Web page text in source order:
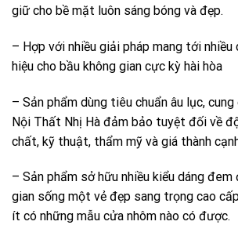
giữ cho bề mặt luôn sáng bóng và đẹp.
– Hợp với nhiều giải pháp mang tới nhiều
hiệu cho bầu không gian cực kỳ hài hòa
– Sản phẩm dùng tiêu chuẩn âu lục,
Nội Thất Nhị Hà đảm bảo tuyệt đối về
chất, kỹ thuật, thẩm mỹ và giá thành
– Sản phẩm sở hữu nhiều kiểu dáng đem
gian sống một vẻ đẹp sang trọng cao
ít có những mẫu cửa nhôm nào có được.